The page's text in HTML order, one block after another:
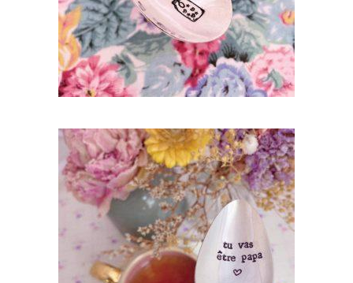
AJOUTER AU PANIER
CUILLÈRE À DESSERT GRAVÉE VINTAGE :
TU VAS ÊTRE PAPA ♥
35,00€
AJOUTER AU PANIER